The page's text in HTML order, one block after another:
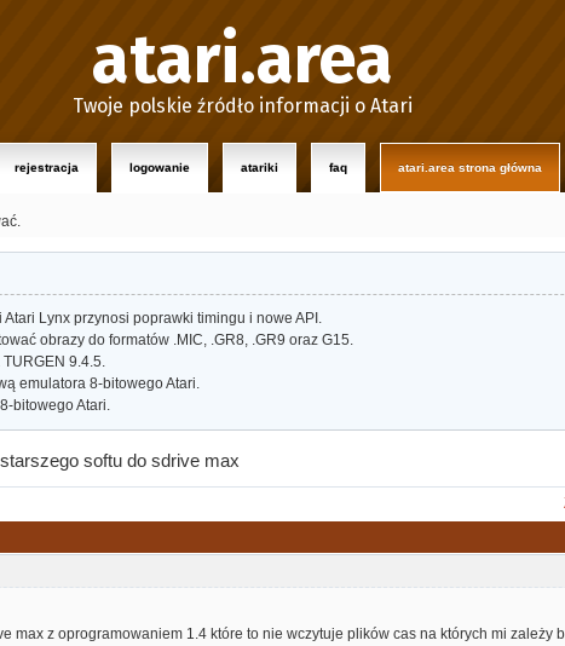
atari.area
Twoje polskie źródło informacji o Atari
rejestracja logowanie atariki faq atari.area strona główna
Lynx przynosi poprawki timingu i nowe API.
obrazy do formatów .MIC, .GR8, .GR9 oraz G15.
9.4.5.
emulatora 8-bitowego Atari.
bitowego Atari.
softu do sdrive max
max z oprogramowaniem 1.4 które to nie wczytuje plików cas na których mi zależy